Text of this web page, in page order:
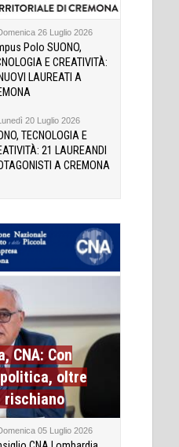
26 Luglio 2026
Polo SUONO,
E CREATIVITÀ:
LAUREATI A
20 Luglio 2026
TECNOLOGIA E
21 LAUREANDI
A CREMONA
CNA: Con
oltre
rischiano
05 Luglio 2026